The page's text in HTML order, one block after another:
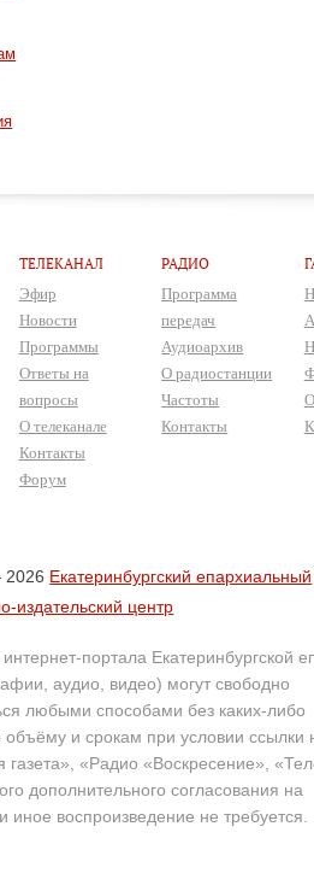
ТЕЛЕКАНАЛ
Эфир
Новости
Программы
Ответы на
вопросы
О телеканале
Контакты
Форум
РАДИО
Программа
передач
Аудиоархив
О радиостанции
Частоты
Контакты
Екатеринбургский епархиальный
издательский центр
портала Екатеринбургской
аудио, видео) могут свободно
любыми способами без каких-либо
объёму и срокам при условии ссылки
газета», «Радио «Воскресение»,
дополнительного согласования на
иное воспроизведение не требуется.